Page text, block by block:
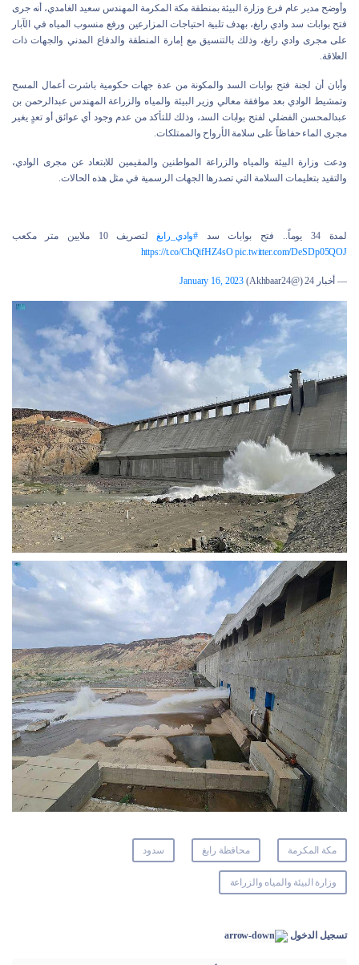
وأوضح مدير عام فرع وزارة البيئة بمنطقة مكة المكرمة المهندس سعيد الغامدي، أنه جرى
فتح بوابات سد وادي رابغ، بهدف تلبية احتياجات المزارعين ورفع منسوب المياه في الآبار
على مجرى وادي رابغ، وذلك بالتنسيق مع إمارة المنطقة والدفاع المدني والجهات ذات
العلاقة.
وأبان أن لجنة فتح بوابات السد والمكونة من عدة جهات حكومية باشرت أعمال المسح
وتمشيط الوادي بعد موافقة معالي وزير البيئة والمياه والزراعة المهندس عبدالرحمن بن
عبدالمحسن الفضلي لفتح بوابات السد، وذلك للتأكد من عدم وجود أي عوائق أو تعدٍ يغير
مجرى الماء حفاظاً على سلامة الأرواح والممتلكات.
ودعت وزارة البيئة والمياه والزراعة المواطنين والمقيمين للابتعاد عن مجرى الوادي،
والتقيد بتعليمات السلامة التي تصدرها الجهات الرسمية في مثل هذه الحالات.
لمدة 34 يوماً.. فتح بوابات سد #وادي_رابغلتصريف 10 ملايين متر مكعب
https://t.co/ChQifHZ4sO pic.twitter.com/DeSDp05QOJ
— أخبار 24 (@Akhbaar24) January 16, 2023
مكة المكرمة محافظة رابغ سدود
وزارة البيئة والمياه والزراعة
تسجيل الدخول